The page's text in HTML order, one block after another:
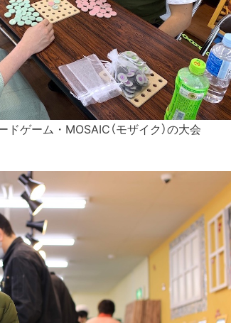
ゲーム・MOSAIC（モザイク）の大会